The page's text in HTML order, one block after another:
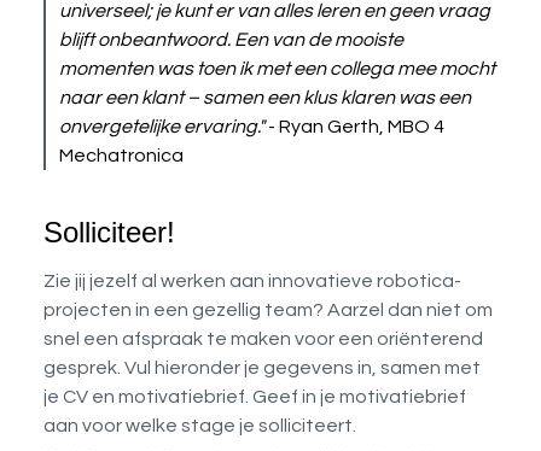
universeel; je kunt er van alles leren en geen vraag
blijft onbeantwoord. Een van de mooiste
momenten was toen ik met een collega mee mocht
naar een klant – samen een klus klaren was een
onvergetelijke ervaring."- Ryan Gerth, MBO 4
Mechatronica
Solliciteer!
Zie jij jezelf al werken aan innovatieve robotica-
projecten in een gezellig team? Aarzel dan niet om
snel een afspraak te maken voor een oriënterend
gesprek. Vul hieronder je gegevens in, samen met
je CV en motivatiebrief. Geef in je motivatiebrief
aan voor welke stage je solliciteert.